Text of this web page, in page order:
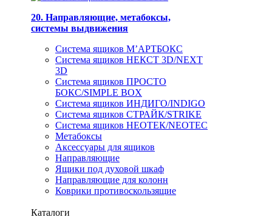
20. Направляющие, метабоксы,
системы выдвижения
Система ящиков М’АРТБОКС
Система ящиков НЕКСТ 3D/NEXT
3D
Система ящиков ПРОСТО
БОКС/SIMPLE BOX
Система ящиков ИНДИГО/INDIGO
Система ящиков СТРАЙК/STRIKE
Система ящиков НЕОТЕК/NEOTEC
Метабоксы
Аксессуары для ящиков
Направляющие
Ящики под духовой шкаф
Направляющие для колонн
Коврики противоскользящие
Каталоги